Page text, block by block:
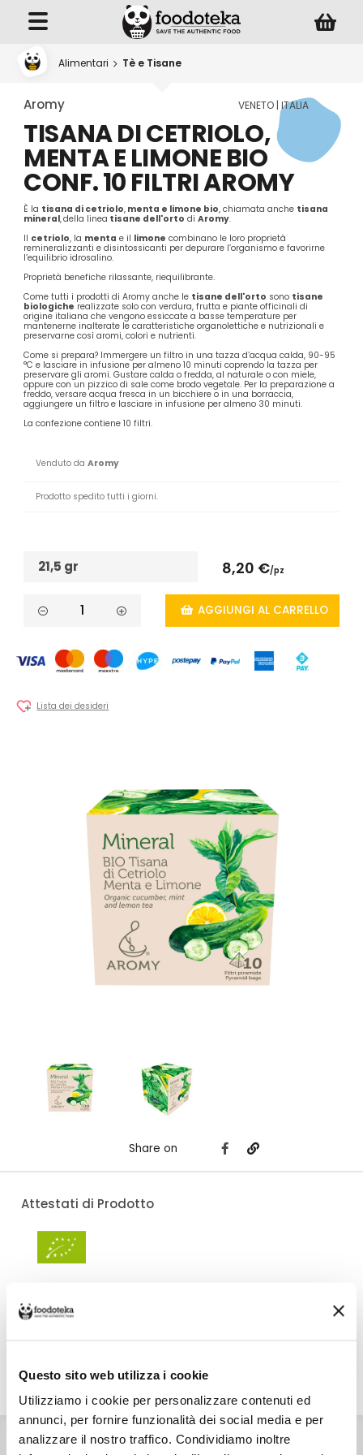
Questo sito web utilizza i cookie
Utilizziamo i cookie per personalizzare contenuti ed
annunci, per fornire funzionalità dei social media e per
analizzare il nostro traffico. Condividiamo inoltre
Alimentari Tè e Tisane
Aromy VENETO | ITALIA
TISANA DI CETRIOLO,
MENTA E LIMONE BIO
CONF. 10 FILTRI AROMY
È la tisana di cetriolo, menta e limone bio, chiamata anche tisana
mineral,della linea tisane dell'orto diAromy.
ll cetriolo, la menta e il limone combinano le loro proprietà
remineralizzanti e disintossicanti per depurare l’organismo e favorirne
l’equilibrio idrosalino.
Proprietà benefiche rilassante, riequilibrante.
Come tutti i prodotti di Aromy anche le tisane dell'orto sono tisane
biologiche realizzate solo con verdura, frutta e piante officinali di
origine italiana che vengono essiccate a basse temperature per
mantenerne inalterate le caratteristiche organolettiche e nutrizionali e
preservarne così aromi, colori e nutrienti.
Come si prepara? Immergere un filtro in una tazza d’acqua calda, 90-95
°C e lasciare in infusione per almeno 10 minuti coprendo la tazza per
preservare gli aromi. Gustare calda o fredda, al naturale o con miele,
oppure con un pizzico di sale come brodo vegetale. Per la preparazione a
freddo, versare acqua fresca in un bicchiere o in una borraccia,
aggiungere un filtro e lasciare in infusione per almeno 30 minuti.
La confezione contiene 10 filtri.
Venduto daAromy
Prodotto spedito tutti i giorni.
21,5 gr 8,20 €/pz
AGGIUNGI AL CARRELLO
Lista dei desideri
Share on
Attestati di Prodotto
Per Aromy è €7,00, gratuito da €30,00. Se continui ad acquistare, ciò che
INGREDIENTI
Cetriolo bio, limone bio, menta bio.